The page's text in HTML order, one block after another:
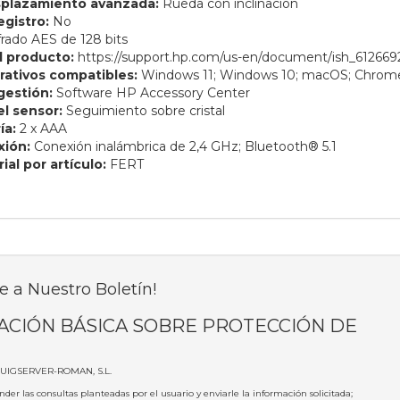
avanzada: Rueda con inclinación
No
AES de 128 bits
producto:https://support.hp.com/us-en/document/
compatibles: Windows 11; Windows 10; macOS;
Software HP Accessory Center
sensor:Seguimiento sobre cristal
2 x AAA
Conexión inalámbrica de 2,4 GHz; Bluetooth® 5.1
por artículo:FERT
a Nuestro Boletín!
BÁSICA SOBRE PROTECCIÓN DE
ROMAN, S.L.
las consultas planteadas por el usuario y enviarle la información solicitada;